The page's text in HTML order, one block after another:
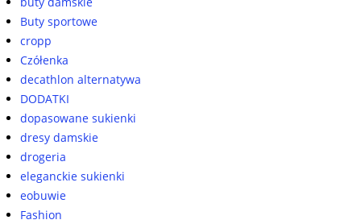
Buty sportowe
cropp
Czółenka
decathlon alternatywa
DODATKI
dopasowane sukienki
dresy damskie
drogeria
eleganckie sukienki
eobuwie
Fashion